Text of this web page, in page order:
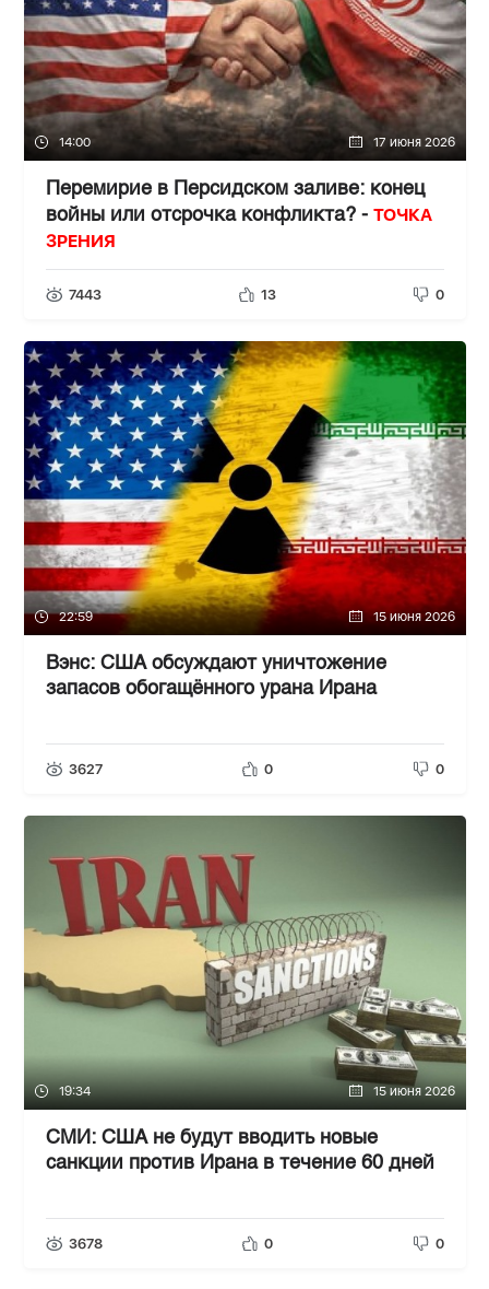
14:00 17 июня 2026
Перемирие в Персидском заливе: конец
войны или отсрочка конфликта? - ТОЧКА
ЗРЕНИЯ
7443 13 0
22:59 15 июня 2026
Вэнс: США обсуждают уничтожение
запасов обогащённого урана Ирана
3627 0 0
19:34 15 июня 2026
СМИ: США не будут вводить новые
санкции против Ирана в течение 60 дней
3678 0 0